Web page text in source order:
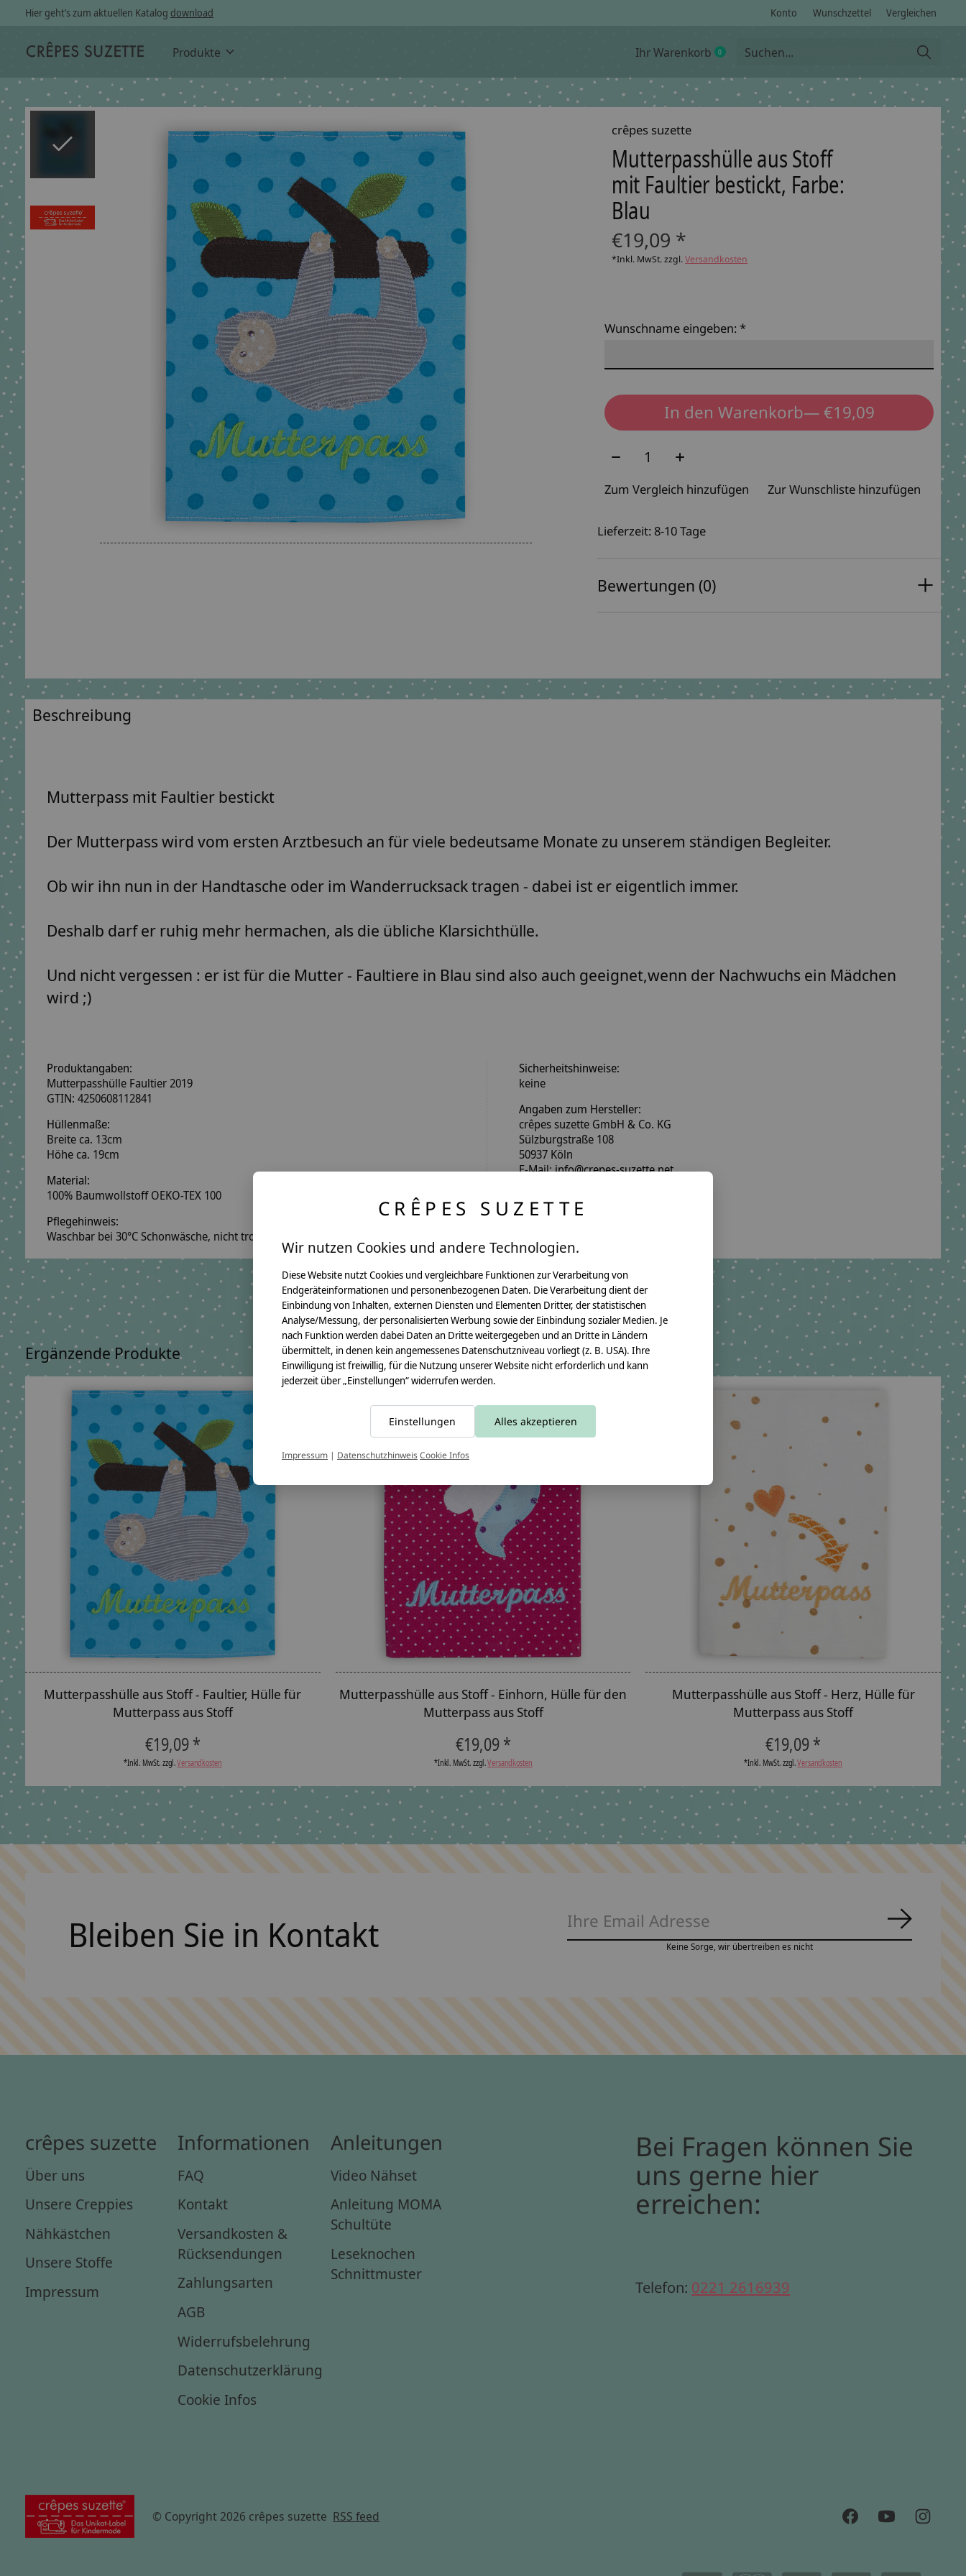
Hier geht’s zum aktuellen Katalog download Konto Wunschzettel Vergleichen
Produkte Ihr Warenkorb 0items
crêpes suzette
Mutterpasshülle aus Stoff
mit Faultier bestickt, Farbe:
Blau
€19,09 *
*Inkl. MwSt. zzgl.Versandkosten
Wunschname eingeben:*
In den Warenkorb
— €19,09
Menge:
Zum Vergleich hinzufügen Zur Wunschliste hinzufügen
Lieferzeit: 8-10 Tage
Bewertungen (0)
Beschreibung
Mutterpass mit Faultier bestickt
Der Mutterpass wird vom ersten Arztbesuch an für viele bedeutsame Monate zu unserem ständigen Begleiter.
Ob wir ihn nun in der Handtasche oder im Wanderrucksack tragen - dabei ist er eigentlich immer.
Deshalb darf er ruhig mehr hermachen, als die übliche Klarsichthülle.
Und nicht vergessen : er ist für die Mutter - Faultiere in Blau sind also auch geeignet,wenn der Nachwuchs ein Mädchen
wird ;)
Produktangaben:
Mutterpasshülle Faultier 2019
GTIN: 4250608112841
Hüllenmaße:
Breite ca. 13cm
Höhe ca. 19cm
Material:
100% Baumwollstoff OEKO-TEX 100
Pflegehinweis:
Waschbar bei 30°C Schonwäsche, nicht trocknergeeignet
Sicherheitshinweise:
keine
Angaben zum Hersteller:
crêpes suzette GmbH & Co. KG
Sülzburgstraße 108
50937 Köln
E-Mail:info@crepes-suzette.net
Ergänzende Produkte
Carousel items
Mutterpasshülle aus Stoff - Faultier, Hülle für
Mutterpass aus Stoff
€19,09 *
*Inkl. MwSt. zzgl.Versandkosten
Mutterpasshülle aus Stoff - Einhorn, Hülle für den
Mutterpass aus Stoff
€19,09 *
*Inkl. MwSt. zzgl.Versandkosten
Mutterpasshülle aus Stoff - Herz, Hülle für
Mutterpass aus Stoff
€19,09 *
*Inkl. MwSt. zzgl.Versandkosten
Bleiben Sie in Kontakt Keine Sorge, wir übertreiben es nicht
crêpes suzette
Über uns
Unsere Creppies
Nähkästchen
Unsere Stoffe
Impressum
Informationen
FAQ
Kontakt
Versandkosten &
Rücksendungen
Zahlungsarten
AGB
Widerrufsbelehrung
Datenschutzerklärung
Cookie Infos
Anleitungen
Video Nähset
Anleitung MOMA
Schultüte
Leseknochen
Schnittmuster
Bei Fragen können Sie
uns gerne hier
erreichen:
Telefon: 0221 2616939
© Copyright 2026 crêpes suzette RSS feed
CRÊPES SUZETTE
Wir nutzen Cookies und andere Technologien.
Diese Website nutzt Cookies und vergleichbare Funktionen zur Verarbeitung von
Endgeräteinformationen und personenbezogenen Daten. Die Verarbeitung dient der
Einbindung von Inhalten, externen Diensten und Elementen Dritter, der statistischen
Analyse/Messung, der personalisierten Werbung sowie der Einbindung sozialer Medien. Je
nach Funktion werden dabei Daten an Dritte weitergegeben und an Dritte in Ländern
übermittelt, in denen kein angemessenes Datenschutzniveau vorliegt (z. B. USA). Ihre
Einwilligung ist freiwillig, für die Nutzung unserer Website nicht erforderlich und kann
jederzeit über „Einstellungen“ widerrufen werden.
Einstellungen Alles akzeptieren
Impressum | DatenschutzhinweisCookie Infos